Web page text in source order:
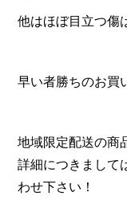
他はほぼ目立つ傷
早い者勝ちのお買
地域限定配送の商
詳細につきまして
わせ下さい！